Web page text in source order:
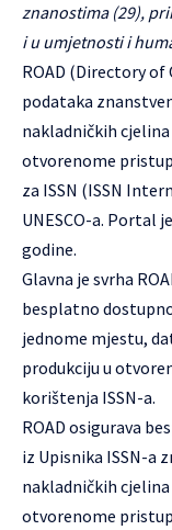
znanostima (29),
i u umjetnosti i
ROAD (Directory of
podataka
nakladničkih
otvorenome
za ISSN (ISSN
UNESCO-a. Portal
godine.
Glavna je svrha
besplatno
jednome mjestu,
produkciju u
korištenja ISSN-a.
ROAD osigurava
iz Upisnika ISSN-a
nakladničkih
otvorenome